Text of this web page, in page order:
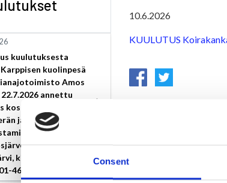
Consent
kuulutuksesta
kuolinpesä
Amos
annettu
koskee pilaantuneen
ja pohjaveden
osoitteessa
28,
kiinteistötunnus
46-9.
10.6.2026
KUULUTUS